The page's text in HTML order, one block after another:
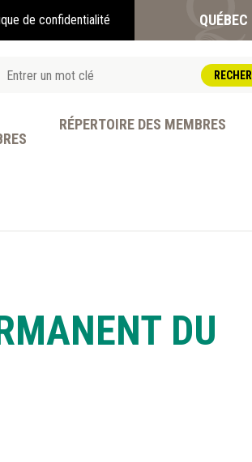
de confidentialité
RÉPERTOIRE DES MEMBRES
DU